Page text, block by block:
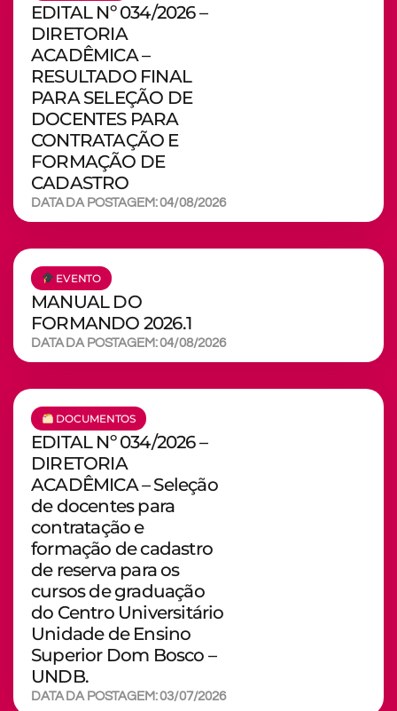
EDITAL Nº 034/2026 –
DIRETORIA
ACADÊMICA –
RESULTADO FINAL
PARA SELEÇÃO DE
DOCENTES PARA
CONTRATAÇÃO E
FORMAÇÃO DE
CADASTRO
DATA DA POSTAGEM: 04/08/2026
EVENTO
MANUAL DO
FORMANDO 2026.1
DATA DA POSTAGEM: 04/08/2026
DOCUMENTOS
EDITAL Nº 034/2026 –
DIRETORIA
ACADÊMICA – Seleção
de docentes para
contratação e
formação de cadastro
de reserva para os
cursos de graduação
do Centro Universitário
Unidade de Ensino
Superior Dom Bosco –
UNDB.
DATA DA POSTAGEM: 03/07/2026